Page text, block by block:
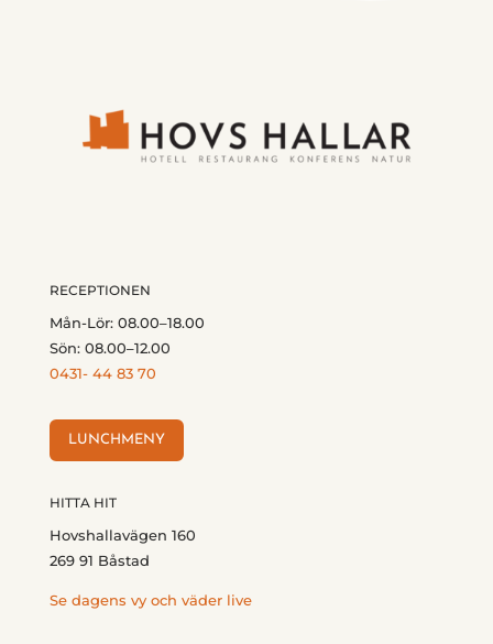
RECEPTIONEN
Mån-Lör: 08.00–18.00
Sön: 08.00–12.00
0431- 44 83 70
LUNCHMENY
HITTA HIT
Hovshallavägen 160
269 91 Båstad
Se dagens vy och väder live